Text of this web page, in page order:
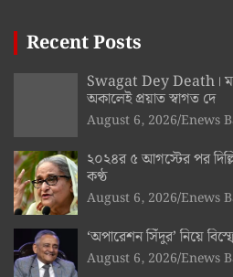
Recent Posts
Swagat Dey Death।
অকালেই প্রয়াত স্বাগত দে
August 6, 2026 Enews
২০২৪র ৫ আগস্টের পর
কণ্ঠ
August 6, 2026 Enews
‘অপারেশন সিঁদুর’ নিয়ে
August 6, 2026 Enews